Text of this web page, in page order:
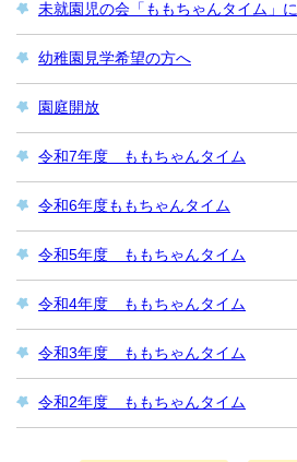
未就園児の会「ももちゃんタイム」
幼稚園見学希望の方へ
園庭開放
令和7年度 ももちゃんタイム
令和6年度ももちゃんタイム
令和5年度 ももちゃんタイム
令和4年度 ももちゃんタイム
令和3年度 ももちゃんタイム
令和2年度 ももちゃんタイム